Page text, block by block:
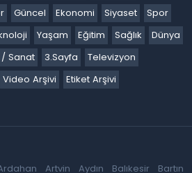
Güncel Ekonomi Siyaset
Spor
Yaşam Eğitim Sağlık
Dünya
/ Sanat 3.Sayfa
Televizyon
Video Arşivi Etiket Arşivi
Artvin Aydın Balıkesir Bartın